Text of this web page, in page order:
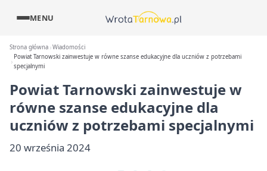
MENU
Strona główna Wiadomości
Powiat Tarnowski zainwestuje w równe szanse edukacyjne dla uczniów z potrzebami
specjalnymi
Powiat Tarnowski zainwestuje w
równe szanse edukacyjne dla
uczniów z potrzebami specjalnymi
20 września 2024